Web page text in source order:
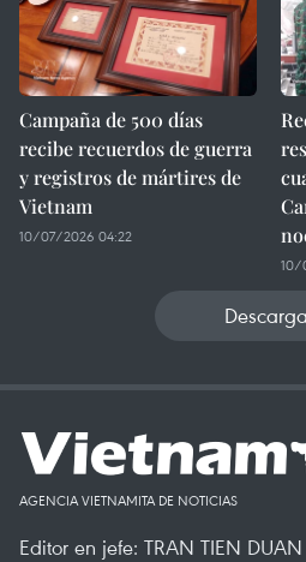
Campaña de 500 días
recibe recuerdos de guerra
y registros de mártires de
Vietnam
10/07/2026 04:22
10/
AGENCIA VIETNAMITA DE NOTICIAS
Editor en jefe: TRAN TIEN DUAN